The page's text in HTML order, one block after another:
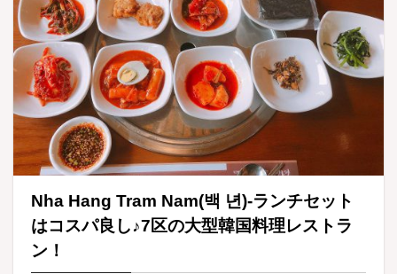
Nha Hang Tram Nam(백 년)-ランチセット
はコスパ良し♪7区の大型韓国料理レストラ
ン！